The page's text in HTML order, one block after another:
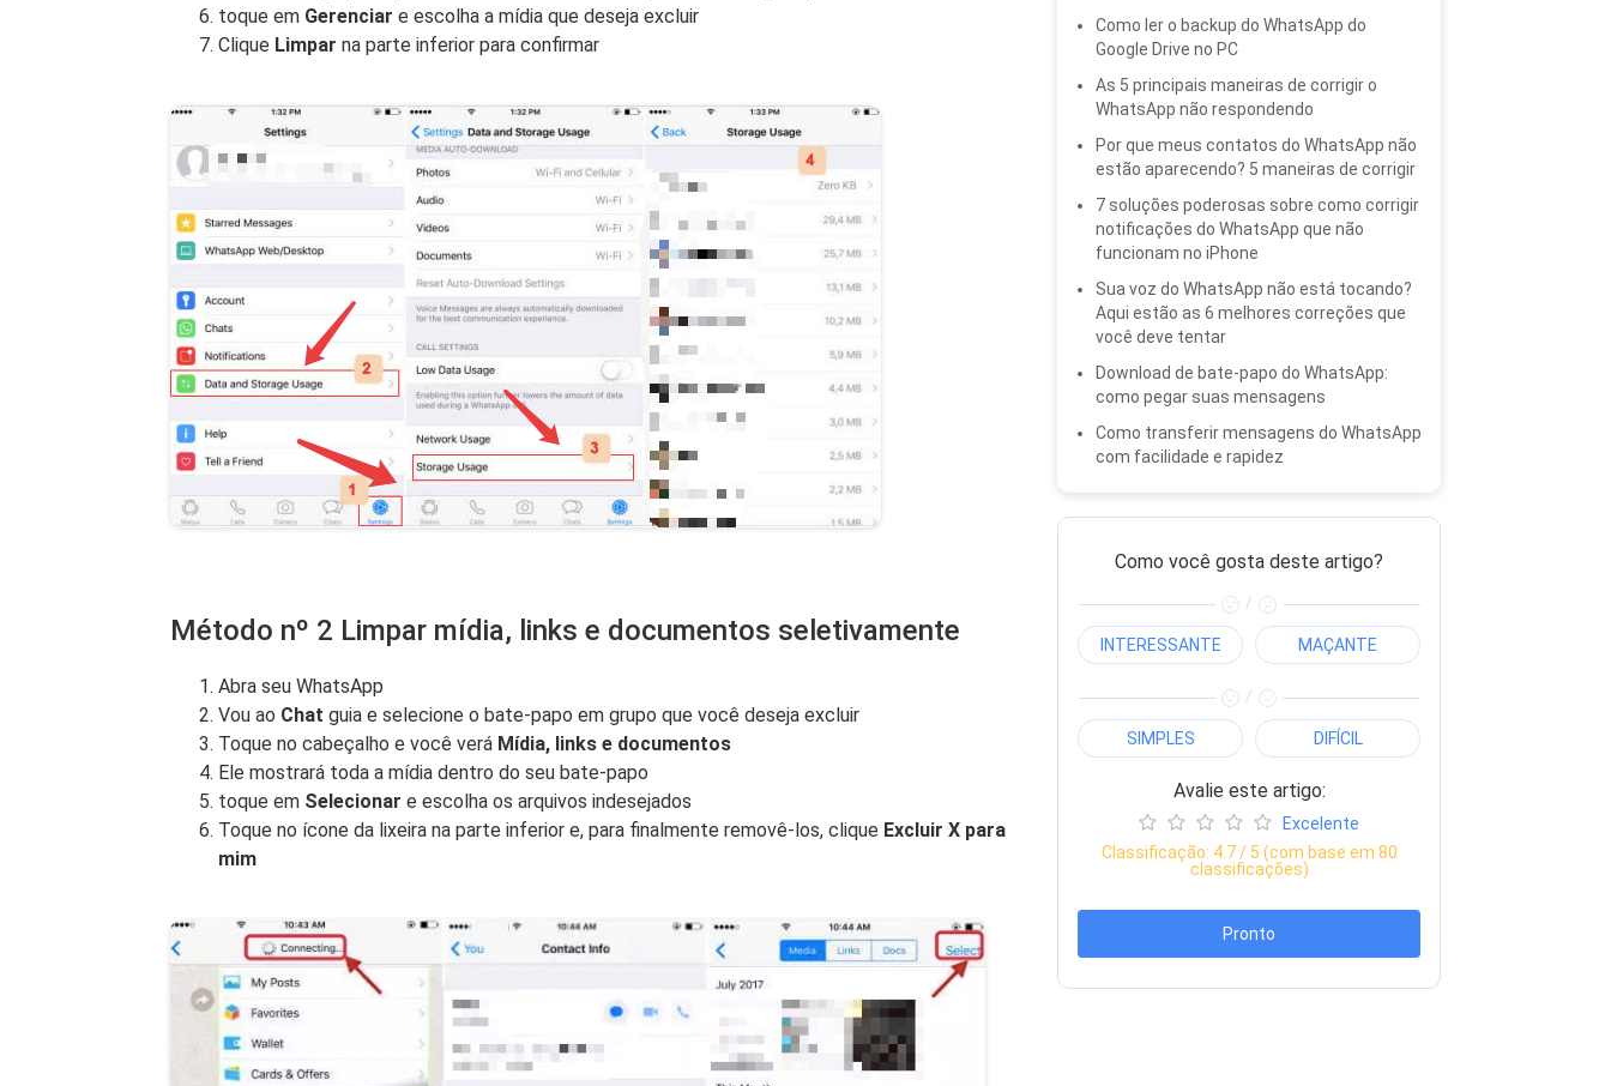
toque em Gerenciar e escolha a mídia que deseja excluir
Clique Limpar na parte inferior para confirmar
Método nº 2 Limpar mídia, links e documentos seletivamente
Abra seu WhatsApp
Vou ao Chat guia e selecione o bate-papo em grupo que você deseja excluir
Toque no cabeçalho e você verá Mídia, links e documentos
Ele mostrará toda a mídia dentro do seu bate-papo
toque em Selecionar e escolha os arquivos indesejados
Toque no ícone da lixeira na parte inferior e, para finalmente removê-los, clique Excluir X para
mim
Como ler o backup do WhatsApp do
Google Drive no PC
As 5 principais maneiras de corrigir o
WhatsApp não respondendo
Por que meus contatos do WhatsApp não
estão aparecendo? 5 maneiras de corrigir
7 soluções poderosas sobre como corrigir
notificações do WhatsApp que não
funcionam no iPhone
Sua voz do WhatsApp não está tocando?
Aqui estão as 6 melhores correções que
você deve tentar
Download de bate-papo do WhatsApp:
como pegar suas mensagens
Como transferir mensagens do WhatsApp
com facilidade e rapidez
Como você gosta deste artigo?
/
INTERESSANTE MAÇANTE
/
SIMPLES DIFÍCIL
Avalie este artigo:
Excelente
Classificação: 4.7/ 5 (com base em 80
classificações)
Pronto